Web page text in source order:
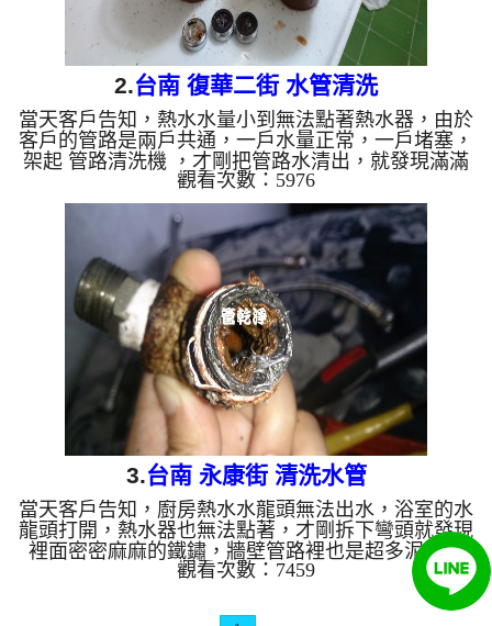
2.台南 復華二街 水管清洗
當天客戶告知，熱水水量小到無法點著熱水器，由於
客戶的管路是兩戶共通，一戶水量正常，一戶堵塞，
架起 管路清洗機 ，才剛把管路水清出，就發現滿滿
都是鐵鏽的水，把彎頭拆下，發現管子裡密密麻麻的
鐵鏽，於是開始 清洗水管 ，按著正常工法 灌入檸檬
酸 洗水管 ， 等了約十分鐘， 做 水管清洗 的動作，
洗了約六個小時，終於把客戶的問題處理好。 清洗
水管 水管清洗 洗水管 熱水管堵塞 熱水忽冷忽熱 ...
觀看次數：5976
3.台南 永康街 清洗水管
當天客戶告知，廚房熱水水龍頭無法出水，浴室的水
龍頭打開，熱水器也無法點著，才剛拆下彎頭就發現
裡面密密麻麻的鐵鏽，牆壁管路裡也是超多泥巴淤
積，於是我們架起 水管清洗機 ，開始 洗水管 ，才剛
灌入檸檬酸，管路就堵塞了， 清洗水管 時，水龍頭
沖出很多的鐵鏽及泥巴，過程好幾次 水管堵塞 ， 水
觀看次數：7459